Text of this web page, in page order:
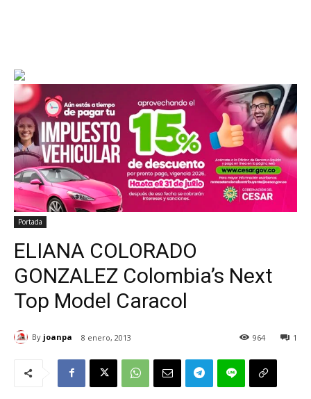
Portada
ELIANA COLORADO
GONZALEZ Colombia’s Next
Top Model Caracol
By joanpa 8 enero, 2013 1
964